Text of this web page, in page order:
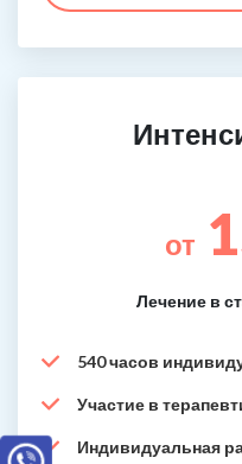
от
Лечение в
540 часов
Участие в
Индивидуальная